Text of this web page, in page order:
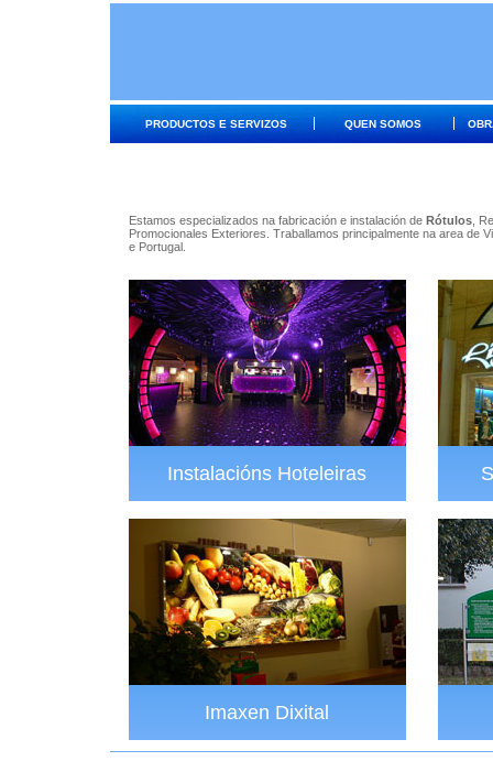
PRODUCTOS E SERVIZOS QUEN SOMOS
Estamos especializados na fabricación e instalación de Rótulos,
Promocionales Exteriores. Traballamos principalmente na area de
e Portugal.
Instalacións Hoteleiras
Imaxen Dixital